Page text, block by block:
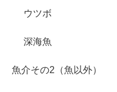
ウツボ
深海魚
魚介その2（魚以外）